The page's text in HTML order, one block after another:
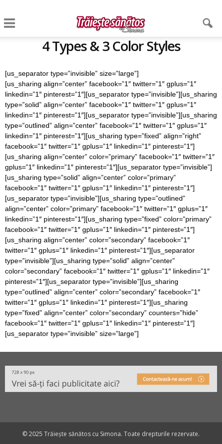
4 Types & 3 Color Styles
[us_separator type=”invisible” size=”large”]
[us_sharing align=”center” facebook=”1″ twitter=”1″ gplus=”1″
linkedin=”1″ pinterest=”1″][us_separator type=”invisible”][us_sharing
type=”solid” align=”center” facebook=”1″ twitter=”1″ gplus=”1″
linkedin=”1″ pinterest=”1″][us_separator type=”invisible”][us_sharing
type=”outlined” align=”center” facebook=”1″ twitter=”1″ gplus=”1″
linkedin=”1″ pinterest=”1″][us_sharing type=”fixed” align=”right”
facebook=”1″ twitter=”1″ gplus=”1″ linkedin=”1″ pinterest=”1″]
[us_sharing align=”center” color=”primary” facebook=”1″ twitter=”1″
gplus=”1″ linkedin=”1″ pinterest=”1″][us_separator type=”invisible”]
[us_sharing type=”solid” align=”center” color=”primary”
facebook=”1″ twitter=”1″ gplus=”1″ linkedin=”1″ pinterest=”1″]
[us_separator type=”invisible”][us_sharing type=”outlined”
align=”center” color=”primary” facebook=”1″ twitter=”1″ gplus=”1″
linkedin=”1″ pinterest=”1″][us_sharing type=”fixed” color=”primary”
facebook=”1″ twitter=”1″ gplus=”1″ linkedin=”1″ pinterest=”1″]
[us_sharing align=”center” color=”secondary” facebook=”1″
twitter=”1″ gplus=”1″ linkedin=”1″ pinterest=”1″][us_separator
type=”invisible”][us_sharing type=”solid” align=”center”
color=”secondary” facebook=”1″ twitter=”1″ gplus=”1″ linkedin=”1″
pinterest=”1″][us_separator type=”invisible”][us_sharing
type=”outlined” align=”center” color=”secondary” facebook=”1″
twitter=”1″ gplus=”1″ linkedin=”1″ pinterest=”1″][us_sharing
type=”fixed” align=”center” color=”secondary” counters=”hide”
facebook=”1″ twitter=”1″ gplus=”1″ linkedin=”1″ pinterest=”1″]
[us_separator type=”invisible” size=”large”]
© 2025 Trăiește sănătos cu Simona. Toate drepturile rezervate.